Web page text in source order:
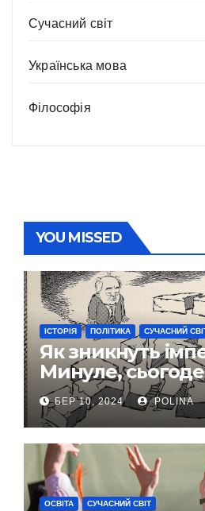
Сучасний світ
Українська мова
Філософія
YOU MISSED
ІСТОРІЯ ПОЛІТИКА СУЧАСНИЙ
Як зникнуть
Минуле,
майбутнє
БЕР 10, 2024 POLINA
ОСВІТА СУЧАСНИЙ СВІТ